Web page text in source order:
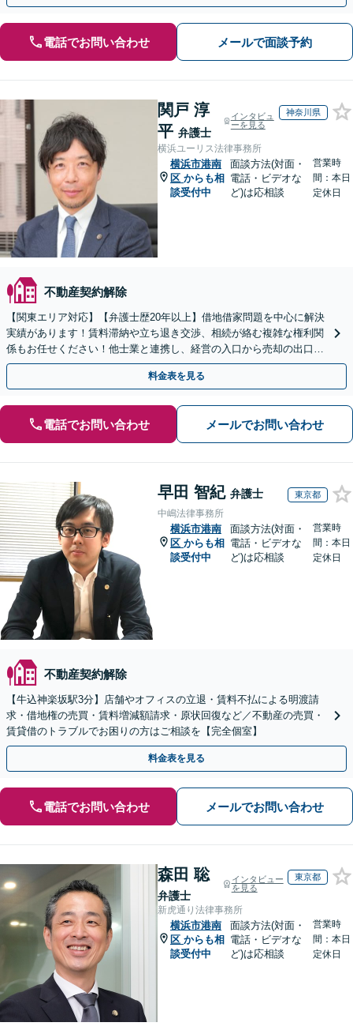
電話でお問い合わせ メールで面談予約
関戸 淳
平 弁護士
インタビュ
ーを見る
神奈川県
横浜ユーリス法律事務所
横浜市港南
区 からも相
談受付中
面談方法(対面・
電話・ビデオな
ど)は応相談
営業時
間：本日
定休日
不動産契約解除
【関東エリア対応】【弁護士歴20年以上】借地借家問題を中心に解決
実績があります！賃料滞納や立ち退き交渉、相続が絡む複雑な権利関
係もお任せください！他士業と連携し、経営の入口から売却の出口ま
で一貫サポート【夜間や休日相談も対応可能】
料金表を見る
電話でお問い合わせ メールでお問い合わせ
早田 智紀 弁護士 東京都
中嶋法律事務所
横浜市港南
区 からも相
談受付中
面談方法(対面・
電話・ビデオな
ど)は応相談
営業時
間：本日
定休日
不動産契約解除
【牛込神楽坂駅3分】店舗やオフィスの立退・賃料不払による明渡請
求・借地権の売買・賃料増減額請求・原状回復など／不動産の売買・
賃貸借のトラブルでお困りの方はご相談を【完全個室】
料金表を見る
電話でお問い合わせ メールでお問い合わせ
森田 聡
弁護士
インタビュー
を見る
東京都
新虎通り法律事務所
横浜市港南
区 からも相
談受付中
面談方法(対面・
電話・ビデオな
ど)は応相談
営業時
間：本日
定休日